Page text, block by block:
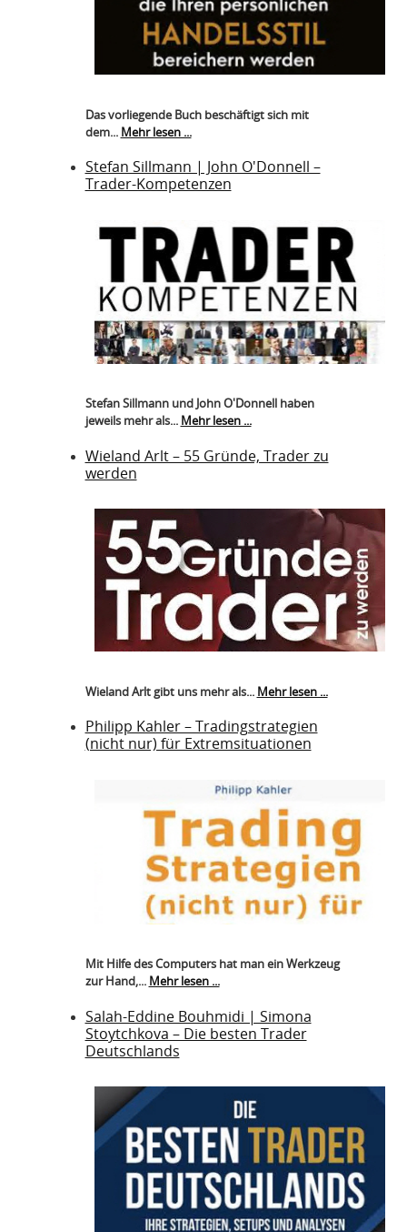
Das vorliegende Buch beschäftigt sich mit
dem... Mehr lesen ...
Stefan Sillmann | John O'Donnell –
Trader-Kompetenzen
Stefan Sillmann und John O'Donnell haben
jeweils mehr als... Mehr lesen ...
Wieland Arlt – 55 Gründe, Trader zu
werden
Wieland Arlt gibt uns mehr als... Mehr lesen ...
Philipp Kahler – Tradingstrategien
(nicht nur) für Extremsituationen
Mit Hilfe des Computers hat man ein Werkzeug
zur Hand,... Mehr lesen ...
Salah-Eddine Bouhmidi | Simona
Stoytchkova – Die besten Trader
Deutschlands